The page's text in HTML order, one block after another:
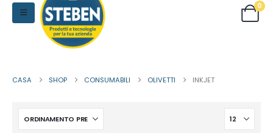
0
CASA SHOP CONSUMABILI OLIVETTI INKJET